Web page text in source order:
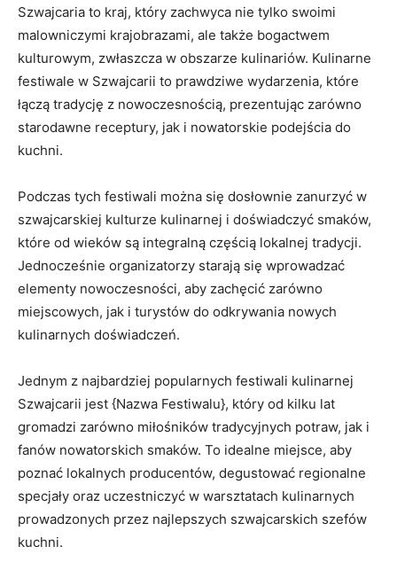
Szwajcaria⁢ to kraj, który zachwyca nie tylko swoimi
malowniczymi krajobrazami, ale także ⁣bogactwem
kulturowym, zwłaszcza w obszarze kulinariów.‌ Kulinarne
festiwale w Szwajcarii to prawdziwe wydarzenia, które
łączą tradycję ⁤z nowoczesnością, prezentując zarówno
starodawne receptury, jak i nowatorskie‌ podejścia do
kuchni.
Podczas tych festiwali ​można się dosłownie zanurzyć w
‌szwajcarskiej kulturze kulinarnej i doświadczyć smaków,
które od wieków są integralną częścią lokalnej tradycji.‌
Jednocześnie ⁣organizatorzy starają się wprowadzać
elementy nowoczesności, ‍aby zachęcić zarówno
⁣miejscowych, jak i turystów do odkrywania ‍nowych
kulinarnych doświadczeń.
Jednym z najbardziej popularnych festiwali kulinarnej
‌Szwajcarii jest {Nazwa Festiwalu}, który od kilku lat
gromadzi zarówno ​miłośników tradycyjnych⁢ potraw, jak i
fanów nowatorskich smaków. To idealne miejsce, aby
poznać lokalnych ‌producentów, degustować regionalne
‍specjały oraz⁣ uczestniczyć w warsztatach kulinarnych‍
prowadzonych⁢ przez najlepszych szwajcarskich ⁤szefów
kuchni.